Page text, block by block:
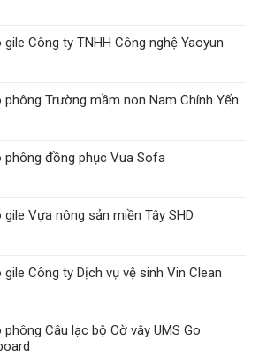
gile Công ty TNHH Công nghệ Yaoyun
phông Trường mầm non Nam Chính Yến
phông đồng phục Vua Sofa
gile Vựa nông sản miền Tây SHD
gile Công ty Dịch vụ vệ sinh Vin Clean
phông Câu lạc bộ Cờ vây UMS Go